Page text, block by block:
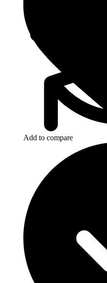
Add to compare